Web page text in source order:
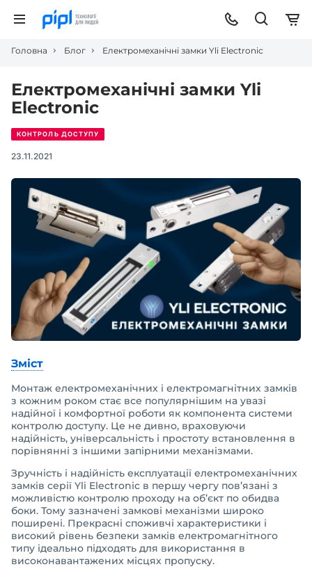
Головна Блог Електромеханічні замки Yli Electronic
Електромеханічні замки Yli
Electronic
КОНТРОЛЬ ДОСТУПУ
23.11.2021
Зміст
Монтаж електромеханічних і електромагнітних замків
з кожним роком стає все популярнішим на увазі
надійної і комфортної роботи як компонента системи
контролю доступу. Це не дивно, враховуючи
надійність, універсальність і простоту встановлення в
порівнянні з іншими запірними механізмами.
Зручність і надійність експлуатації електромеханічних
замків серії Yli Electronic в першу чергу пов’язані з
можливістю контролю проходу на об’єкт по обидва
боки. Тому зазначені замкові механізми широко
поширені. Прекрасні споживчі характеристики і
високий рівень безпеки замків електромагнітного
типу ідеально підходять для використання в
високонавантажених місцях пропуску.